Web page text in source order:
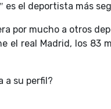
es el deportista más
por mucho a otros
el real Madrid, los 83
a su perfil?